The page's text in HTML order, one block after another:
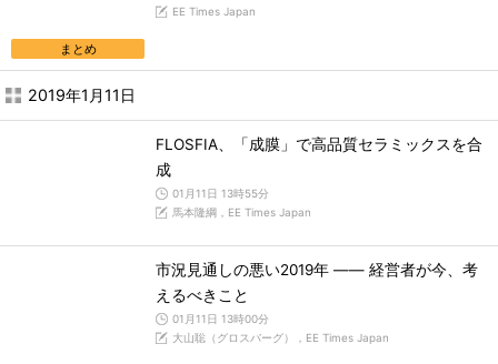
まとめ
EE Times Japan
2019年1月11日
FLOSFIA、「成膜」で高品質セラミックスを合
成
01月11日 13時55分
馬本隆綱，EE Times Japan
市況見通しの悪い2019年 ―― 経営者が今、考
えるべきこと
01月11日 13時00分
大山聡（グロスバーグ），EE Times Japan